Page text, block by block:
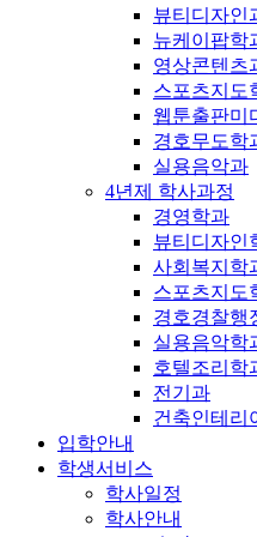
뷰티디자인
뉴케이팝학
영상콘텐츠
스포츠지도
웹툰출판미
경호무도학
실용음악과
4년제 학사과정
경영학과
뷰티디자인
사회복지학
스포츠지도
경호경찰행
실용음악학
호텔조리학
전기과
건축인테리
입학안내
학생서비스
학사일정
학사안내